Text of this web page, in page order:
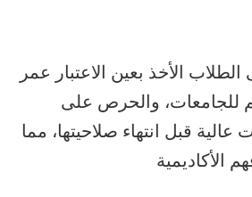
الطلاب الأخذ بعين الاعتبار عمر
للجامعات، والحرص على
قبل انتهاء صلاحيتها، مما
الأكاديمية